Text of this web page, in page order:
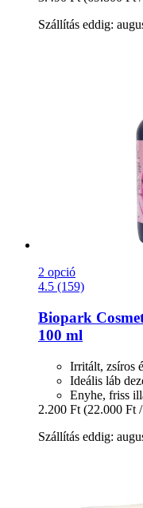
Szállítás eddig:
2 opció
4.5 (159)
Biopark
100 ml
Irritált, zsíros
Ideális láb
Enyhe, friss
2.200 Ft (22.000 Ft
Szállítás eddig: